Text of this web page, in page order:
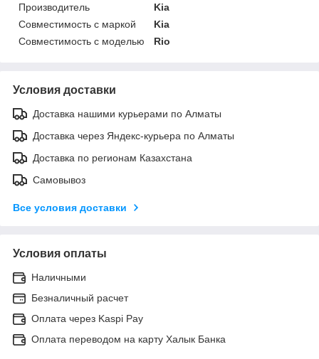
Производитель
Kia
Совместимость с маркой
Kia
Совместимость с моделью
Rio
Условия доставки
Доставка нашими курьерами по Алматы
Доставка через Яндекс-курьера по Алматы
Доставка по регионам Казахстана
Самовывоз
Все условия доставки
Условия оплаты
Наличными
Безналичный расчет
Оплата через Kaspi Pay
Оплата переводом на карту Халык Банка